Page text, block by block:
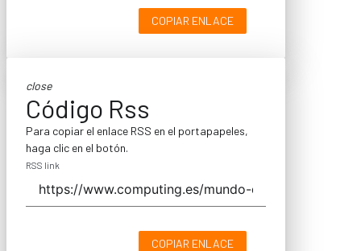
COPIAR ENLACE
close
Código Rss
Para copiar el enlace RSS en el portapapeles,
haga clic en el botón.
RSS link
COPIAR ENLACE